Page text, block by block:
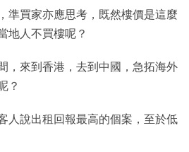
準買家亦應思考，既然樓價是這麼
地人不買樓呢？
，來到香港，去到中國，急拓海外
？
人說出租回報最高的個案，至於低